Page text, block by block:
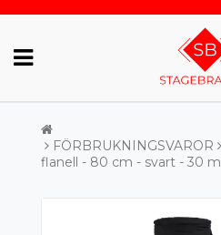
FÖRBRUKNINGSVAROR
flanell - 80 cm - svart - 30 m